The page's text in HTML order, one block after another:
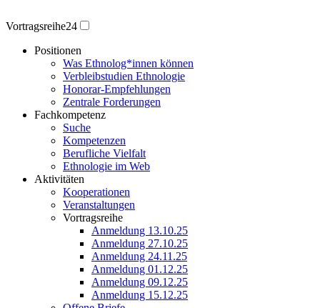
Vortragsreihe24
Positionen
Was Ethnolog*innen können
Verbleibstudien Ethnologie
Honorar-Empfehlungen
Zentrale Forderungen
Fachkompetenz
Suche
Kompetenzen
Berufliche Vielfalt
Ethnologie im Web
Aktivitäten
Kooperationen
Veranstaltungen
Vortragsreihe
Anmeldung 13.10.25
Anmeldung 27.10.25
Anmeldung 24.11.25
Anmeldung 01.12.25
Anmeldung 09.12.25
Anmeldung 15.12.25